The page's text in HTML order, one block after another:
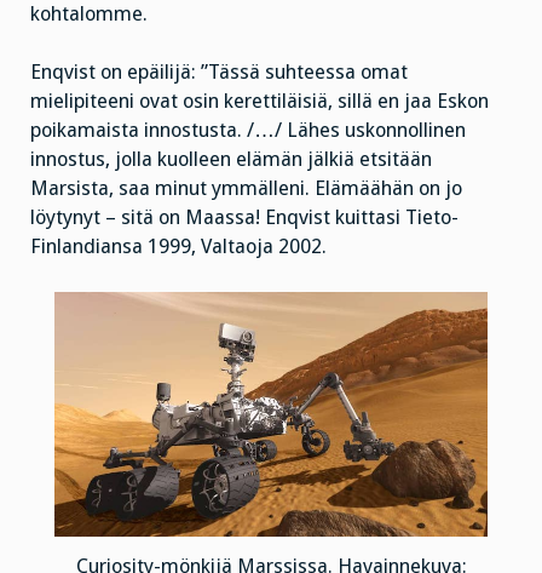
kohtalomme.
Enqvist on epäilijä: ”Tässä suhteessa omat
mielipiteeni ovat osin kerettiläisiä, sillä en jaa Eskon
poikamaista innostusta. /…/ Lähes uskonnollinen
innostus, jolla kuolleen elämän jälkiä etsitään
Marsista, saa minut ymmälleni. Elämäähän on jo
löytynyt – sitä on Maassa! Enqvist kuittasi Tieto-
Finlandiansa 1999, Valtaoja 2002.
Curiosity-mönkijä Marssissa. Havainnekuva: